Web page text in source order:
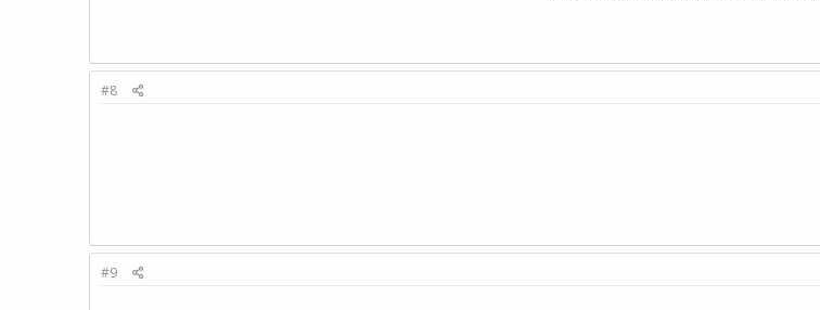
#8
#9